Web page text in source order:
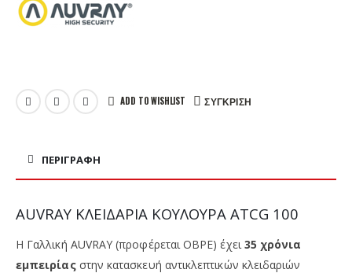
ADD TO WISHLIST ΣΎΓΚΡΙΣΗ
ΠΕΡΙΓΡΑΦΉ
AUVRAY ΚΛΕΙΔΑΡΙΑ ΚΟΥΛΟΥΡΑ ATCG 100
Η Γαλλική AUVRAY (προφέρεται ΟΒΡΕ) έχει 35 χρόνια
εμπειρίαςστην κατασκευή αντικλεπτικών κλειδαριών